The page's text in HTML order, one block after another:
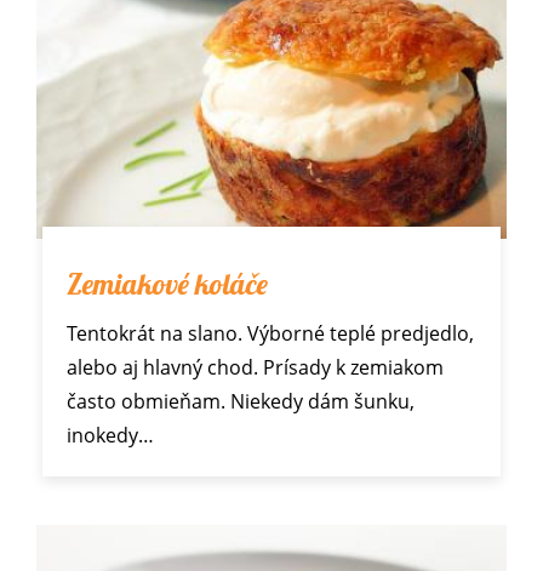
Zemiakové koláče
Tentokrát na slano. Výborné teplé predjedlo,
alebo aj hlavný chod. Prísady k zemiakom
často obmieňam. Niekedy dám šunku,
inokedy…